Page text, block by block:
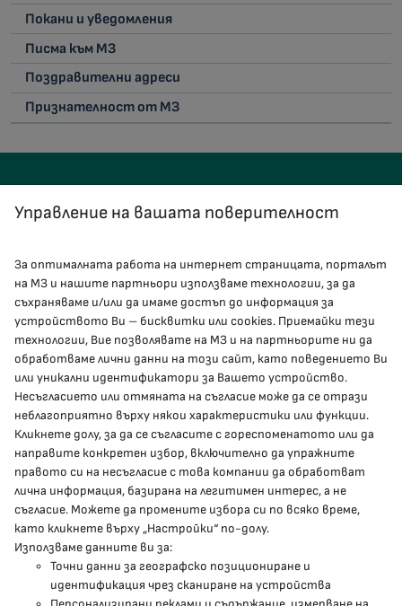
Покани и уведомления
Писма към МЗ
Поздравителни адреси
Признателност от МЗ
КОНТАКТИ
гр.София, 1000, пл. „Света Неделя“ №5
delovodstvo@mh.government.bg
presscenter@mh.government.bg
МЗ В СОЦИАЛНИТЕ МРЕЖИ
Facebook страница
Instragram профил
YouTube канал
Управление на вашата поверителност
За оптималната работа на интернет страницата, порталът
на МЗ и нашите партньори използваме технологии, за да
съхраняваме и/или да имаме достъп до информация за
устройството Ви – бисквитки или cookies. Приемайки тези
технологии, Вие позволявате на МЗ и на партньорите ни да
обработваме лични данни на този сайт, като поведението Ви
или уникални идентификатори за Вашето устройство.
Несъгласието или отмяната на съгласие може да се отрази
неблагоприятно върху някои характеристики или функции.
Кликнете долу, за да се съгласите с гореспоменатото или да
направите конкретен избор, включително да упражните
правото си на несъгласие с това компании да обработват
лична информация, базирана на легитимен интерес, а не
съгласие. Можете да промените избора си по всяко време,
като кликнете върху „Настройки“ по-долу.
Използваме данните ви за:
Точни данни за географско позициониране и
идентификация чрез сканиране на устройства